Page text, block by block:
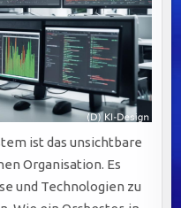
ist das unsichtbare
Organisation. Es
und Technologien zu